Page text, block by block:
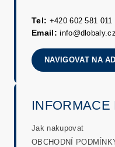
Tel: +420 602 581 011
Email: info@dlobaly.cz
NAVIGOVAT NA
INFORMACE
Jak nakupovat
OBCHODNÍ